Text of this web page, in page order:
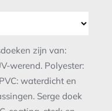
zijn van:
werend. Polyester:
waterdicht en
Serge doek